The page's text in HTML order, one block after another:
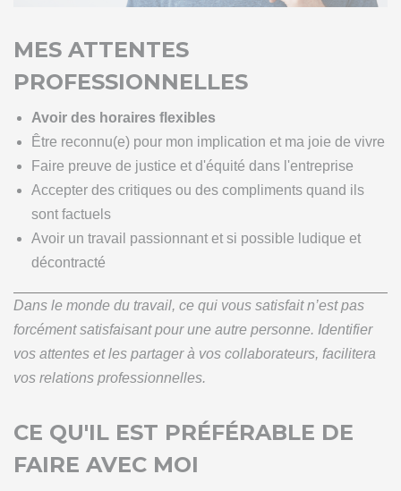
MES ATTENTES
PROFESSIONNELLES
Avoir des horaires flexibles
Être reconnu(e) pour mon implication et ma joie de vivre
Faire preuve de justice et d'équité dans l'entreprise
Accepter des critiques ou des compliments quand ils
sont factuels
Avoir un travail passionnant et si possible ludique et
décontracté
Dans le monde du travail, ce qui vous satisfait n’est pas
forcément satisfaisant pour une autre personne. Identifier
vos attentes et les partager à vos collaborateurs, facilitera
vos relations professionnelles.
CE QU'IL EST PRÉFÉRABLE DE
FAIRE AVEC MOI